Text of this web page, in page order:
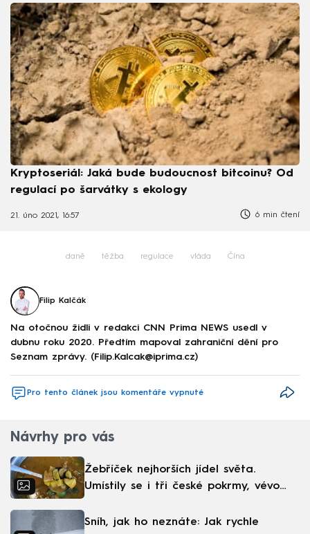
Kryptoseriál: Jaká bude budoucnost bitcoinu? Od
regulací po šarvátky s ekology
21. úno 2021, 16:57 6 min čtení
daně těžba regulace vláda Čína
Filip Kalčák
Na otočnou židli v redakci CNN Prima NEWS usedl v
dubnu roku 2020. Předtím mapoval zahraniční dění pro
Seznam zprávy. (Filip.Kalcak@iprima.cz)
Pro tento článek jsou komentáře vypnuté
Návrhy pro vás
Žebříček nejhorších jídel světa.
Umístily se i tři české pokrmy, vévodí
Sníh, jak ho neznáte: Jak rychle